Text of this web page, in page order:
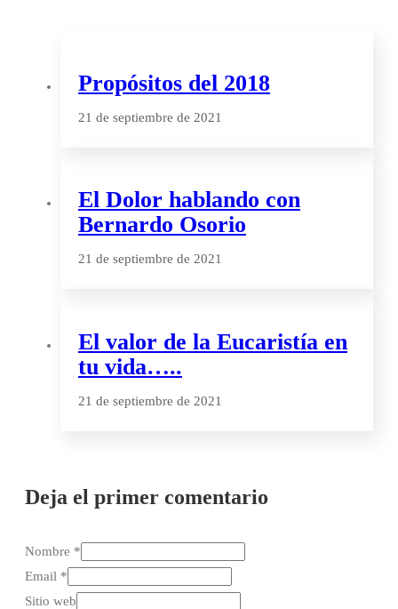
Propósitos del 2018
21 de septiembre de 2021
El Dolor hablando con
Bernardo Osorio
21 de septiembre de 2021
El valor de la Eucaristía en
tu vida…..
21 de septiembre de 2021
Deja el primer comentario
Nombre *
Email *
Sitio web